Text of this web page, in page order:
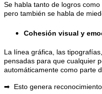
Se habla tanto de logros
pero también se habla de
Cohesión visual y
La línea gráfica, las
pensadas para que cualquier
automáticamente como parte
➡ ️ Esto genera